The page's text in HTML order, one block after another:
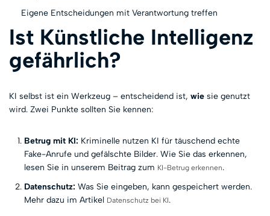
Eigene Entscheidungen mit Verantwortung treffen
Ist Künstliche Intelligenz
gefährlich?
KI selbst ist ein Werkzeug – entscheidend ist, wie sie genutzt
wird. Zwei Punkte sollten Sie kennen:
Betrug mit KI: Kriminelle nutzen KI für täuschend echte
Fake-Anrufe und gefälschte Bilder. Wie Sie das erkennen,
lesen Sie in unserem Beitrag zum KI-Betrug erkennen.
Datenschutz: Was Sie eingeben, kann gespeichert werden.
Mehr dazu im Artikel Datenschutz bei KI.